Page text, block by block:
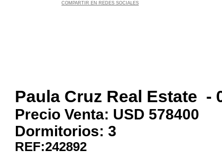
COMPARTIR EN REDES SOCIALES
Paula Cruz Real Estate -
Precio Venta: USD 578400
Dormitorios: 3
REF:242892